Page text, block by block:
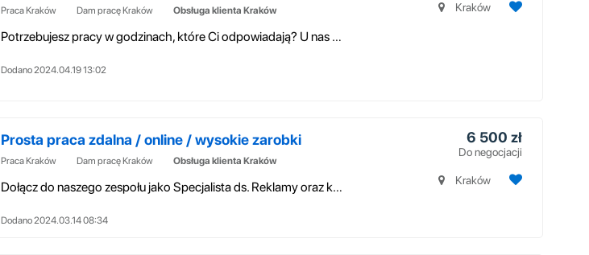
Praca Kraków Dam pracę Kraków Obsługa klienta Kraków
Potrzebujesz pracy w godzinach, które Ci odpowiadają? U nas wybierasz, ...
Dodano 2024.04.19 13:02
Kraków
Prosta praca zdalna / online / wysokie zarobki
Praca Kraków Dam pracę Kraków Obsługa klienta Kraków
Dołącz do naszego zespołu jako Specjalista ds. Reklamy oraz komunikacji ...
Dodano 2024.03.14 08:34
6 500 zł
Do negocjacji
Kraków